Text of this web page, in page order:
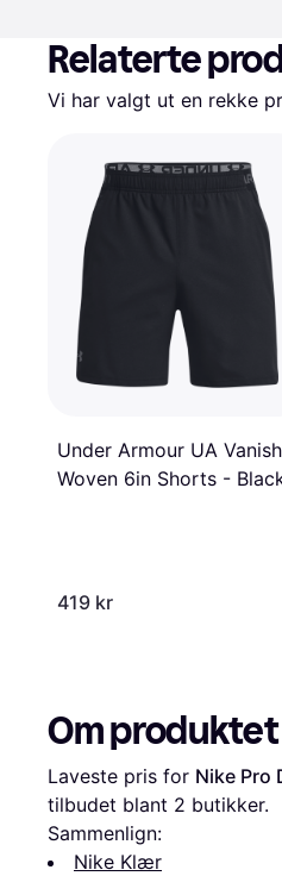
Relaterte
Vi har valgt ut en rekke
Under Armour UA Vanish
Woven 6in Shorts -
419 kr
Om produktet
Laveste pris for Nike Pro
tilbudet blant 2 butikker.
Sammenlign:
Nike Klær